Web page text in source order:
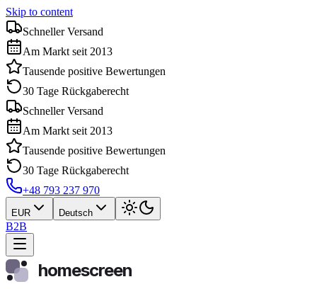
Skip to content
Schneller Versand
Am Markt seit 2013
Tausende positive Bewertungen
30 Tage Rückgaberecht
Schneller Versand
Am Markt seit 2013
Tausende positive Bewertungen
30 Tage Rückgaberecht
+48 793 237 970
EUR Deutsch
B2B
homescreen